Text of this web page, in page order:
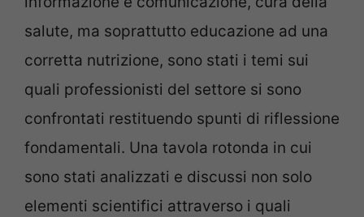
salute, ma soprattutto educazione ad una
corretta nutrizione, sono stati i temi sui
quali professionisti del settore si sono
confrontati restituendo spunti di riflessione
fondamentali. Una tavola rotonda in cui
sono stati analizzati e discussi non solo
elementi scientifici attraverso i quali